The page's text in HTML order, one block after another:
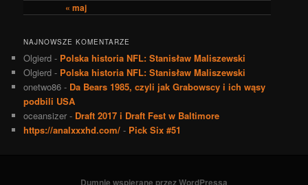
« maj
NAJNOWSZE KOMENTARZE
Olgierd - Polska historia NFL: Stanisław Maliszewski
Olgierd - Polska historia NFL: Stanisław Maliszewski
onetwo86 - Da Bears 1985, czyli jak Grabowscy i ich wąsy
podbili USA
oceansizer - Draft 2017 i Draft Fest w Baltimore
https://analxxxhd.com/ - Pick Six #51